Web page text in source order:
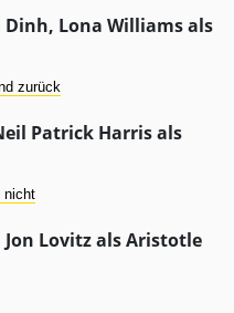
Dinh, Lona Williams als
zurück
Patrick Harris als
nicht
Jon Lovitz als Aristotle